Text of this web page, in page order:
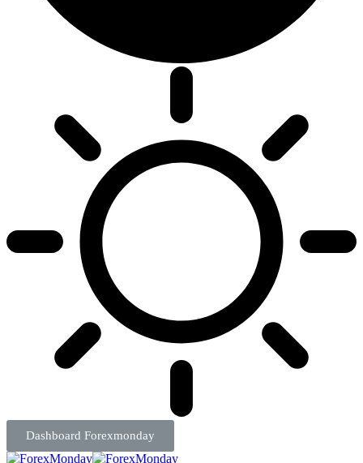
Dashboard Forexmonday